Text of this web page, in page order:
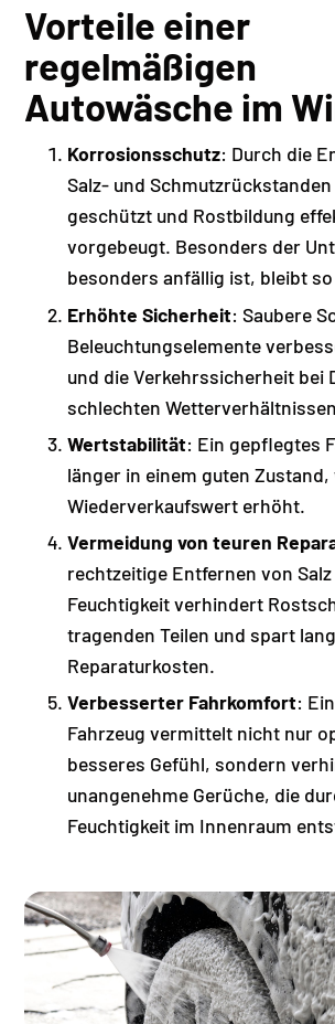
Vorteile einer
regelmäßigen
Autowäsche im
Korrosionsschutz: Durch die
Salz- und
geschützt und Rostbildung
vorgebeugt. Besonders der
besonders anfällig ist, bleibt
Erhöhte Sicherheit: Saubere
Beleuchtungselemente
und die Verkehrssicherheit bei
schlechten
Wertstabilität: Ein gepflegtes
länger in einem guten Zustand,
Wiederverkaufswert erhöht.
Vermeidung von teuren
rechtzeitige Entfernen von Salz
Feuchtigkeit verhindert
tragenden Teilen und spart
Reparaturkosten.
Verbesserter Fahrkomfort:
Fahrzeug vermittelt nicht nur
besseres Gefühl, sondern
unangenehme Gerüche, die
Feuchtigkeit im Innenraum